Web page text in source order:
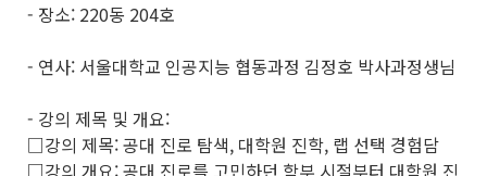
- 장소: 220동 204호
- 연사: 서울대학교 인공지능 협동과정 김정호 박사과정생님
- 강의 제목 및 개요:
□강의 제목: 공대 진로 탐색, 대학원 진학, 랩 선택 경험담
□강의 개요: 공대 진로를 고민하던 학부 시절부터 대학원 진